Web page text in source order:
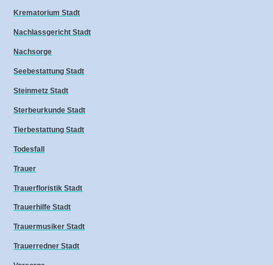
Krematorium Stadt
Nachlassgericht Stadt
Nachsorge
Seebestattung Stadt
Steinmetz Stadt
Sterbeurkunde Stadt
Tierbestattung Stadt
Todesfall
Trauer
Trauerfloristik Stadt
Trauerhilfe Stadt
Trauermusiker Stadt
Trauerredner Stadt